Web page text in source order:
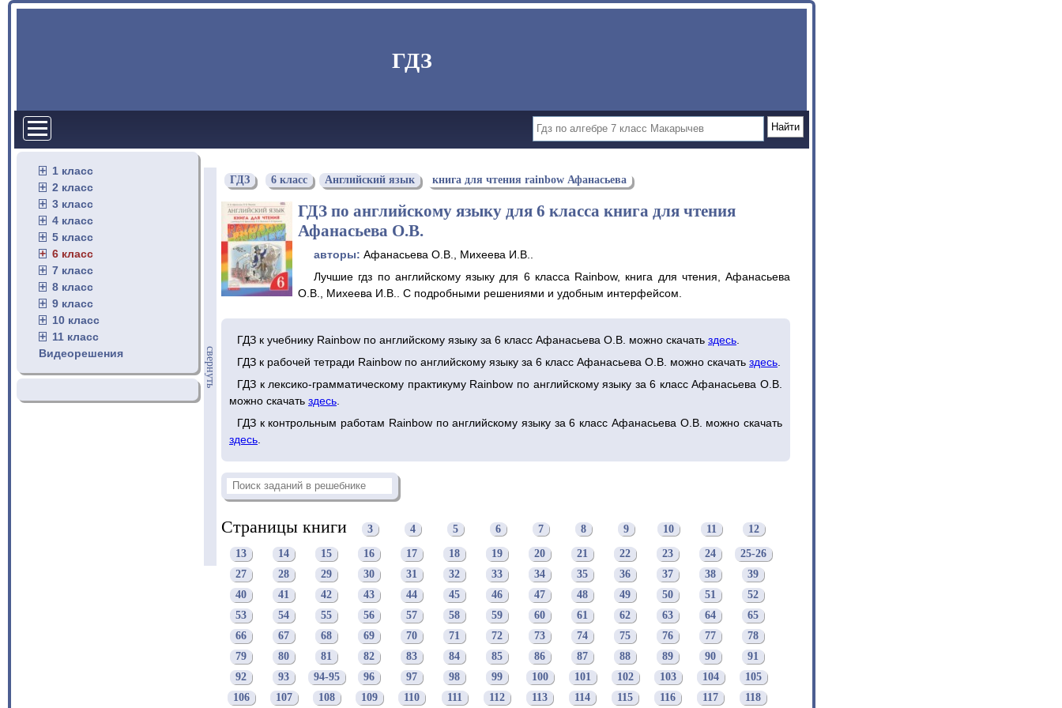
ГДЗ
1 класс
2 класс
3 класс
4 класс
5 класс
6 класс
7 класс
8 класс
9 класс
10 класс
11 класс
Видеорешения
свернуть
ГДЗ 6 класс Английский язык книга для чтения rainbow Афанасьева
ГДЗ по английскому языку для 6 класса книга для чтения
Афанасьева О.В.
авторы: Афанасьева О.В., Михеева И.В..
Лучшие гдз по английскому языку для 6 класса Rainbow, книга для чтения, Афанасьева
О.В., Михеева И.В.. С подробными решениями и удобным интерфейсом.
ГДЗ к учебнику Rainbow по английскому языку за 6 класс Афанасьева О.В. можно скачать здесь
ГДЗ к рабочей тетради Rainbow по английскому языку за 6 класс Афанасьева О.В. можно скачать здесь
ГДЗ к лексико-грамматическому практикуму Rainbow по английскому языку за 6 класс Афанасьева О.В.
можно скачать здесь
ГДЗ к контрольным работам Rainbow по английскому языку за 6 класс Афанасьева О.В. можно скачать
здесь
Страницы книги 3 4 5 6 7 8 9 10 11 12
13 14 15 16 17 18 19 20 21 22 23 24
25-26
27
28 29 30 31 32 33 34 35 36 37 38
39
40
41 42 43 44 45 46 47 48 49 50 51
52
53
54 55 56 57 58 59 60 61 62 63 64
65
66
67 68 69 70 71 72 73 74 75 76 77
78
79
80 81 82 83 84 85 86 87 88 89 90
91
92
93 94-95 96 97 98 99 100 101 102 103 104
105
106
107 108 109 110 111 112 113 114 115 116 117 118